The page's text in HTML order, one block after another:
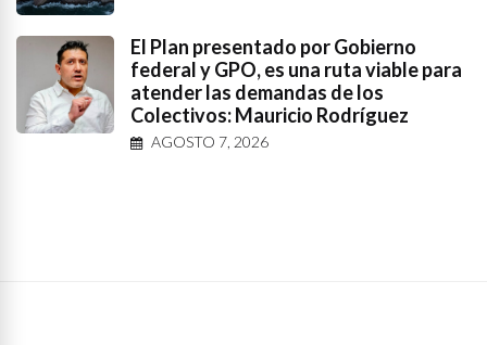
El Plan presentado por Gobierno
federal y GPO, es una ruta viable para
atender las demandas de los
Colectivos: Mauricio Rodríguez
AGOSTO 7, 2026